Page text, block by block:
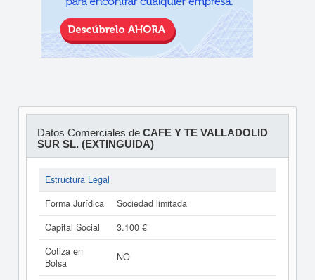
Datos Comerciales de CAFE Y TE VALLADOLID
SUR SL. (EXTINGUIDA)
Estructura Legal
Forma Jurídica
Sociedad limitada
Capital Social
3.100 €
Cotiza en
Bolsa
NO